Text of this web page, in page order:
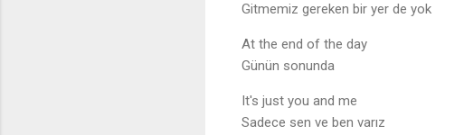
Gitmemiz gereken bir yer de yok
At the end of the day
Günün sonunda
It's just you and me
Sadece sen ve ben varız